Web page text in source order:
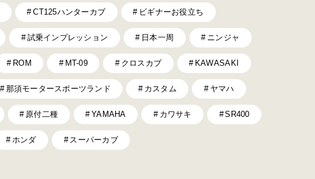
CT125ハンターカブ ビギナーお役立ち
試乗インプレッション 日本一周 ニンジャ
ROM MT-09 クロスカブ KAWASAKI
那須モータースポーツランド カスタム ヤマハ
原付二種 YAMAHA カワサキ SR400
ホンダ スーパーカブ